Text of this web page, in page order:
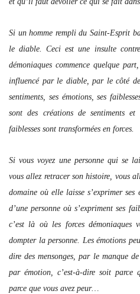
Si un homme rempli du Saint-Esprit
le diable. Ceci est une insulte
démoniaques commence quelque
influencé par le diable, par le côté
sentiments, ses émotions, ses
sont des créations de sentiments
faiblesses sont transformées en forces.
Si vous voyez une personne qui se
vous allez retracer son histoire, vous
domaine où elle laisse s’exprimer
d’une personne où s’expriment ses
c’est là où les forces démoniaques
dompter la personne. Les émotions
dire des mensonges, par le manque
par émotion, c’est-à-dire soit parce
parce que vous avez peur…